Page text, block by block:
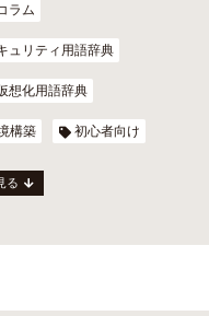
ラム
ュリティ用語辞典
想化用語辞典
構築 初心者向け
る